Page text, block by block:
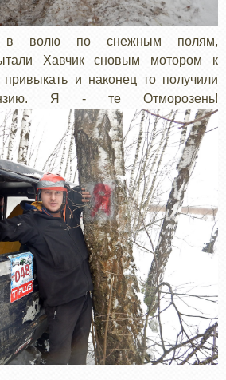
в волю по снежным полям,
Хавчик сновым мотором к
и наконец то получили
Я - те Отморозень!